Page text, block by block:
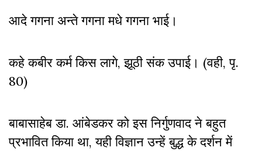
आदे गगना अन्ते गगना मधे गगना भाई।
कहे कबीर कर्म किस लागे, झूठी संक उपाई। (वही, पृ.
80)
बाबासाहेब डा. आंबेडकर को इस निर्गुणवाद ने बहुत
प्रभावित किया था, यही विज्ञान उन्हें बुद्ध के दर्शन में